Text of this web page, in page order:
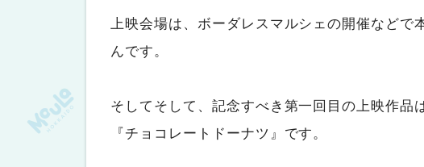
上映会場は、ボーダレスマルシェの開催などで
んです。
そしてそして、記念すべき第一回目の上映作品
『チョコレートドーナツ』です。